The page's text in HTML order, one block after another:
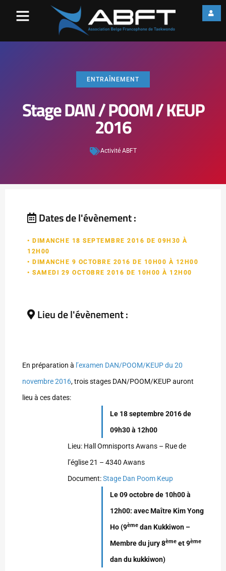
ENTRAÎNEMENT
Stage DAN / POOM / KEUP
2016
Activité ABFT
Dates de l'évènement :
• DIMANCHE 18 SEPTEMBRE 2016 DE 09H30 À
12H00
• DIMANCHE 9 OCTOBRE 2016 DE 10H00 À 12H00
• SAMEDI 29 OCTOBRE 2016 DE 10H00 À 12H00
Lieu de l'évènement :
En préparation à l’examen DAN/POOM/KEUP du 20
novembre 2016, trois stages DAN/POOM/KEUP auront
lieu à ces dates:
Le 18 septembre 2016 de
09h30 à 12h00
Lieu: Hall Omnisports Awans – Rue de
l’église 21 – 4340 Awans
Document:Stage Dan Poom Keup
Le 09 octobre de 10h00 à
12h00: avec Maître Kim Yong
Ho (9èmedan Kukkiwon –
Membre du jury 8èmeet 9ème
dan du kukkiwon)